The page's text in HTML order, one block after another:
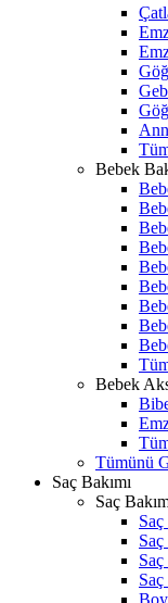
Bebek
Bebek
Tümünü
Saç Bakımı
Saç
Saç